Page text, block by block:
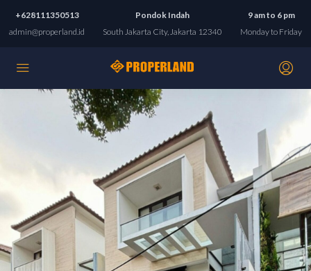
+628111350513
admin@properland.id
Pondok Indah
South Jakarta City, Jakarta 12340
9 am to 6 pm
Monday to Friday